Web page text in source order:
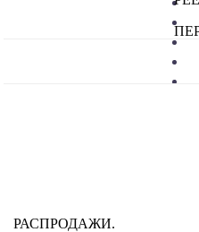
РАСПРОДАЖИ.